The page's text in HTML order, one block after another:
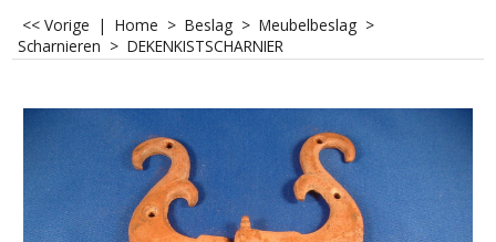
<< Vorige | Home > Beslag > Meubelbeslag >
Scharnieren > DEKENKISTSCHARNIER